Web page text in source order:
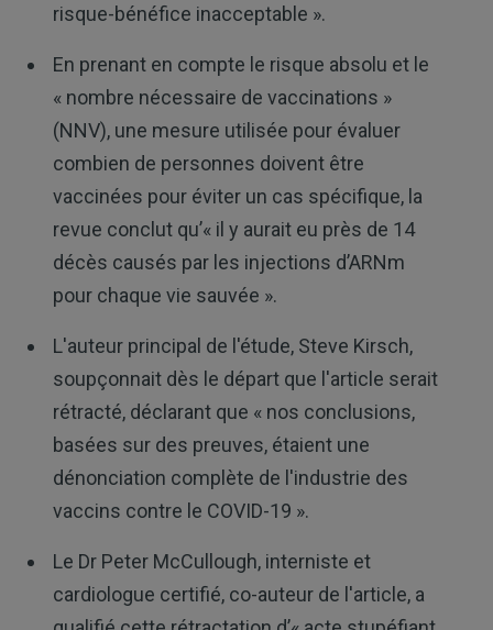
risque-bénéfice inacceptable ».
En prenant en compte le risque absolu et le
« nombre nécessaire de vaccinations »
(NNV), une mesure utilisée pour évaluer
combien de personnes doivent être
vaccinées pour éviter un cas spécifique, la
revue conclut qu’« il y aurait eu près de 14
décès causés par les injections d’ARNm
pour chaque vie sauvée ».
L'auteur principal de l'étude, Steve Kirsch,
soupçonnait dès le départ que l'article serait
rétracté, déclarant que « nos conclusions,
basées sur des preuves, étaient une
dénonciation complète de l'industrie des
vaccins contre le COVID-19 ».
Le Dr Peter McCullough, interniste et
cardiologue certifié, co-auteur de l'article, a